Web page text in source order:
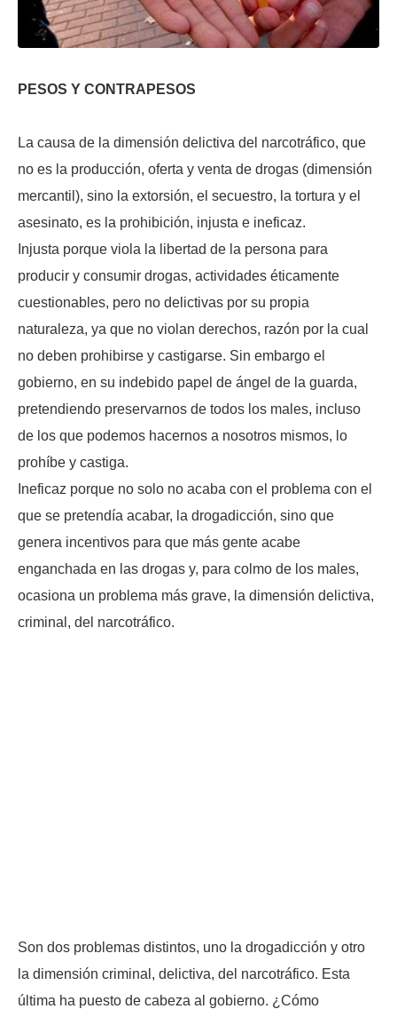
PESOS Y CONTRAPESOS
La causa de la dimensión delictiva del narcotráfico, que
no es la producción, oferta y venta de drogas (dimensión
mercantil), sino la extorsión, el secuestro, la tortura y el
asesinato, es la prohibición, injusta e ineficaz.
Injusta porque viola la libertad de la persona para
producir y consumir drogas, actividades éticamente
cuestionables, pero no delictivas por su propia
naturaleza, ya que no violan derechos, razón por la cual
no deben prohibirse y castigarse. Sin embargo el
gobierno, en su indebido papel de ángel de la guarda,
pretendiendo preservarnos de todos los males, incluso
de los que podemos hacernos a nosotros mismos, lo
prohíbe y castiga.
Ineficaz porque no solo no acaba con el problema con el
que se pretendía acabar, la drogadicción, sino que
genera incentivos para que más gente acabe
enganchada en las drogas y, para colmo de los males,
ocasiona un problema más grave, la dimensión delictiva,
criminal, del narcotráfico.
Son dos problemas distintos, uno la drogadicción y otro
la dimensión criminal, delictiva, del narcotráfico. Esta
última ha puesto de cabeza al gobierno. ¿Cómo